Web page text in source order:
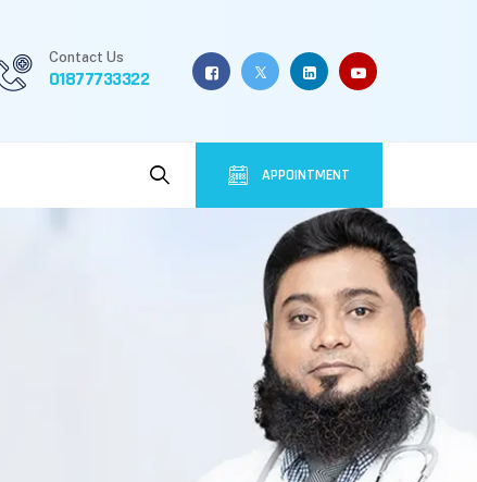
Contact Us
01877733322
APPOINTMENT